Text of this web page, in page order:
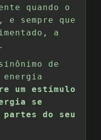
quando o
sempre que
a
de
energia
um estímulo
se
do seu